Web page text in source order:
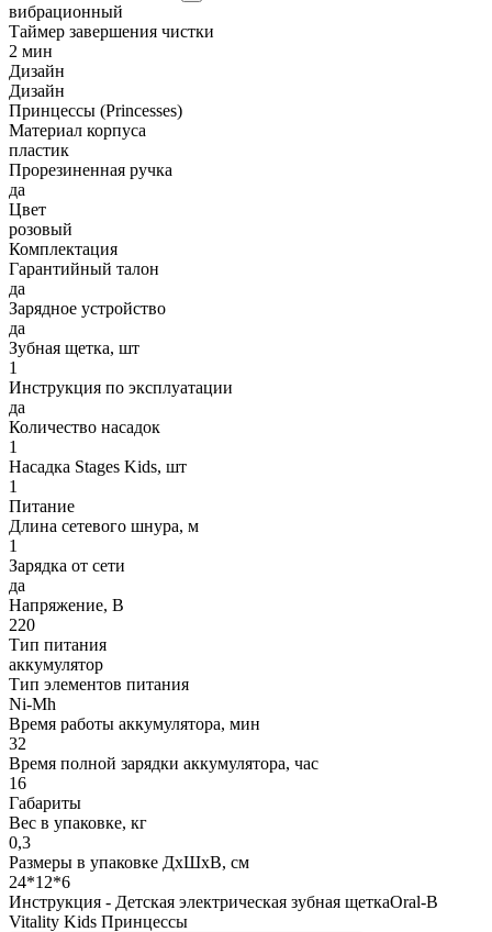
вибрационный
Таймер завершения чистки
2 мин
Дизайн
Дизайн
Принцессы (Princesses)
Материал корпуса
пластик
Прорезиненная ручка
да
Цвет
розовый
Комплектация
Гарантийный талон
да
Зарядное устройство
да
Зубная щетка, шт
1
Инструкция по эксплуатации
да
Количество насадок
1
Насадка Stages Kids, шт
1
Питание
Длина сетевого шнура, м
1
Зарядка от сети
да
Напряжение, В
220
Тип питания
аккумулятор
Тип элементов питания
Ni-Mh
Время работы аккумулятора, мин
32
Время полной зарядки аккумулятора, час
16
Габариты
Вес в упаковке, кг
0,3
Размеры в упаковке ДxШxВ, см
24*12*6
Инструкция - Детская электрическая зубная щеткаOral-B
Vitality Kids Принцессы